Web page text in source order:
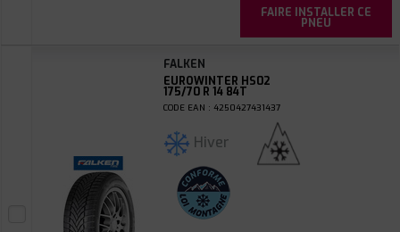
FAIRE INSTALLER CE
PNEU
FALKEN
EUROWINTER HS02
175/70 R 14 84T
CODE EAN : 4250427431437
Hiver